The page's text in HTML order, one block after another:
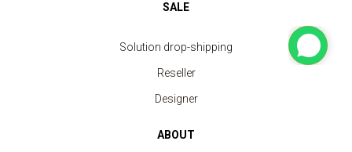
SALE
Solution drop-shipping
Reseller
Designer
ABOUT